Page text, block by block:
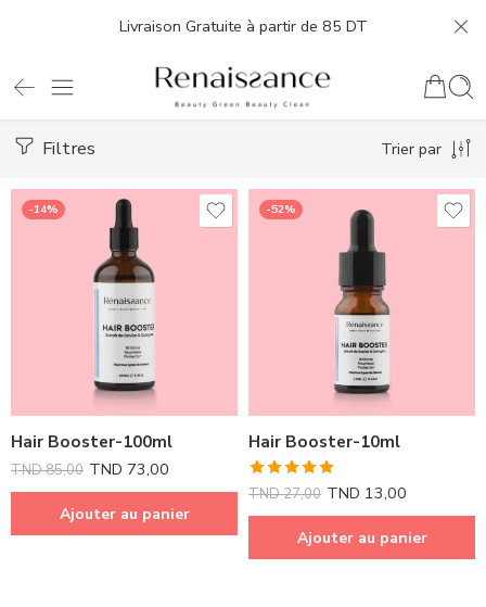
Livraison Gratuite à partir de 85 DT
Filtres Trier par
-14%
Hair Booster-100ml
TND85,00 TND 73,00
Ajouter au panier
-52%
Hair Booster-10ml
Note5.00
sur 5
TND27,00 TND 13,00
Ajouter au panier